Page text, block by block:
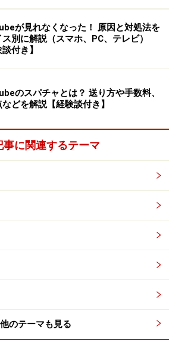
ロフィールを入力します
あなたのプロフィールを入力しま
了です。
始めましょう！
ものです。最新の内容をご確認くださ
が見れなくなった！ 原因と対処法を
別に解説（スマホ、PC、テレビ）
談付き】
のスパチャとは？ 送り方や手数料、
どを解説【経験談付き】
事に関連するテーマ
他のテーマも見る